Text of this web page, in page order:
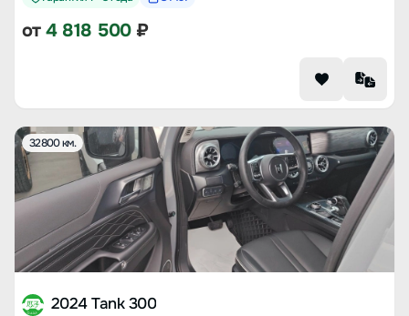
от4 818 500₽
32800 км.
2024 Tank 300